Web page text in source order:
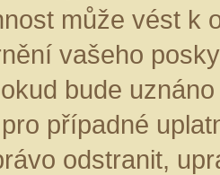
může vést k
vašeho
bude
případné
odstranit,